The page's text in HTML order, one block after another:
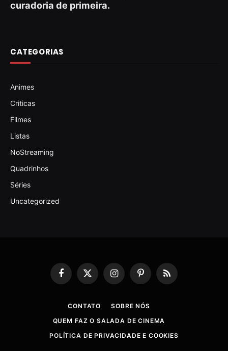
curadoria de primeira.
CATEGORIAS
Animes
Criticas
Filmes
Listas
NoStreaming
Quadrinhos
Séries
Uncategorized
Facebook
X
(Twitter)
InstagramPinterestRSS
CONTATO
SOBRE NÓS
QUEM FAZ O SALADA DE CINEMA
POLÍTICA DE PRIVACIDADE E COOKIES